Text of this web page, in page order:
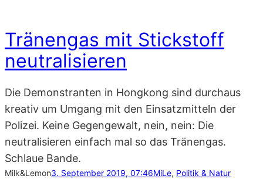
Tränengas mit Stickstoff
neutralisieren
Die Demonstranten in Hongkong sind durchaus
kreativ um Umgang mit den Einsatzmitteln der
Polizei. Keine Gegengewalt, nein, nein: Die
neutralisieren einfach mal so das Tränengas.
Schlaue Bande.
Milk&Lemon3. September 2019, 07:46MiLe, Politik & Natur